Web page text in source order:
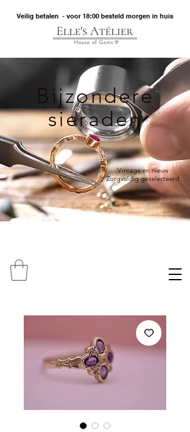
Bijzondere
sieraden
Vintage en nieuw
Zorgvuldig geselecteerd
Veilig betalen - voor 18:00 besteld morgen in huis